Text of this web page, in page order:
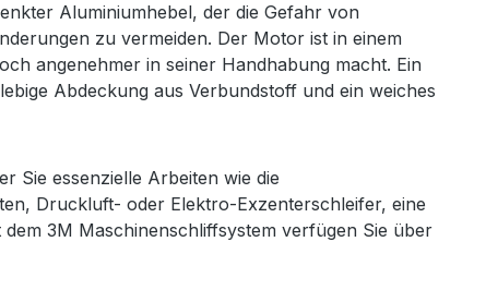
Aluminiumhebel, der die Gefahr von
zu vermeiden. Der Motor ist in einem
angenehmer in seiner Handhabung macht. Ein
Abdeckung aus Verbundstoff und ein weiches
Sie essenzielle Arbeiten wie die
Druckluft- oder Elektro-Exzenterschleifer, eine
3M Maschinenschliffsystem verfügen Sie über